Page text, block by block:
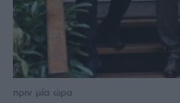
πριν μία ώρα